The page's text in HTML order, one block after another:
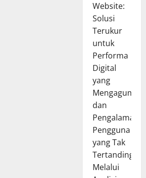
Website:
Solusi
Terukur
untuk
Performa
Digital
yang
dan
Pengalaman
Pengguna
yang Tak
Tertandingi
Melalui